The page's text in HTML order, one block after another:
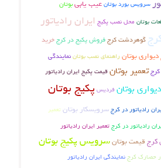
سرویس بورد بوتان عیب یابیبوتان
بوتان محل نصب پکیج ایران رادیاتور
گوهردشت کرجفروش پکیج در کرجخرید
بوتان راهنمای نصب بوتاننمایندگی
تعمیر بوتانقیمت پکیج ایران رادیاتور
بوتانفردیس پکیج بوتان
رادیاتور در کرجسرویسکار بوتانتعمیر
رادیاتور در کرجتعمیر ایران رادیاتور
کرج قیمت بوتانسرویس پکیج بوتان
در حصارک کرج نمایندگی ایران رادیاتور